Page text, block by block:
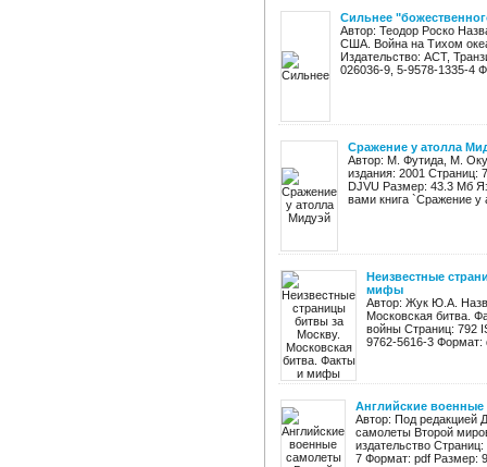
Сильнее
Автор: Теодор Роско
США. Война на Тихом
Издательство: АСТ,
026036-9, 5-9578-1335-4
Сражение у атолла
Автор: М. Футида, М.
издания: 2001 Страниц:
DJVU Размер: 43.3 Мб
вами книга `Сражение у
Неизвестные
мифы
Автор: Жук Ю.А.
Московская битва.
войны Страниц: 792
9762-5616-3
Английские
Автор: Под редакцией
самолеты Второй
издательство
7 Формат: pdf Размер: